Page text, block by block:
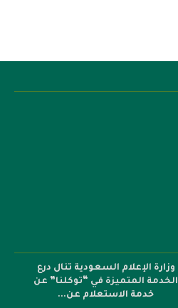
وزارة الإعلام السعودية تنال درع
الخدمة المتميزة في “توكلنا” عن
خدمة الاستعلام عن...